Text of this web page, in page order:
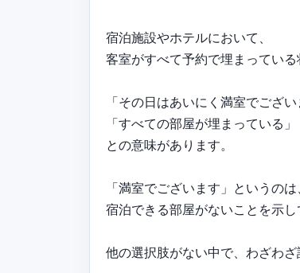
宿泊施設やホテルにおいて、
客室がすべて予約で埋まっている
「その日はあいにく満室でござ
「すべての部屋が埋まっている」
との意味があります。
「満室でございます」というのは
宿泊できる部屋がないことを示し
他の選択肢がない中で、わざわざ